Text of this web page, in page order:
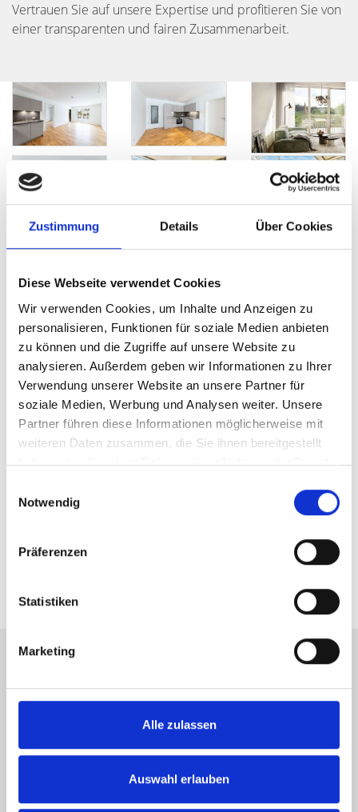
Zustimmung Details Über Cookies
Diese Webseite verwendet Cookies
Wir verwenden Cookies, um Inhalte und Anzeigen zu
personalisieren, Funktionen für soziale Medien anbieten
zu können und die Zugriffe auf unsere Website zu
analysieren. Außerdem geben wir Informationen zu Ihrer
Verwendung unserer Website an unsere Partner für
soziale Medien, Werbung und Analysen weiter. Unsere
Partner führen diese Informationen möglicherweise mit
weiteren Daten zusammen, die Sie ihnen bereitgestellt
haben oder die sie im Rahmen Ihrer Nutzung der Dienste
Notwendig
Präferenzen
Statistiken
Marketing
Alle zulassen
Auswahl erlauben
Vertrauen Sie auf unsere Expertise und profitieren Sie von
einer transparenten und fairen Zusammenarbeit.